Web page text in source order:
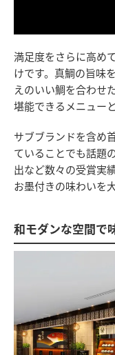
満足度をさらに高め
けです。真鯛の旨味
えのいい鯛を合わせ
堪能できるメニュー
サブブランドを含め
ていることでも話題
出など数々の受賞実
お墨付きの味わいを
和モダンな空間で